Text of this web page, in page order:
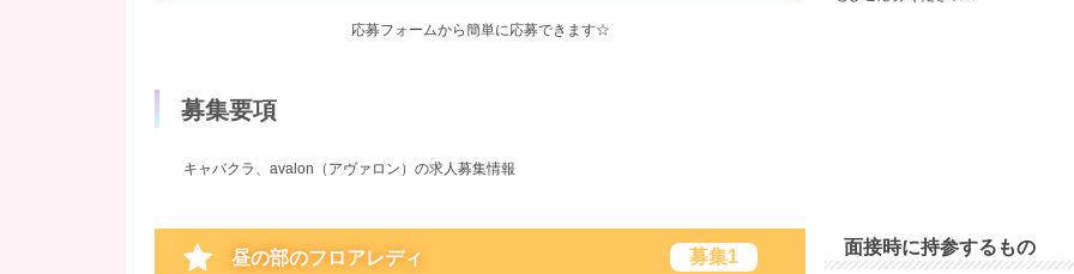
応募フォームから簡単に応募できます☆
募集要項
キャバクラ、avalon（アヴァロン）の求人募集情報
昼の部のフロアレディ 募集1 面接時に持参するもの